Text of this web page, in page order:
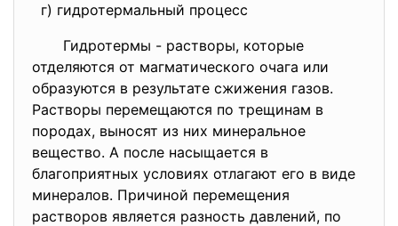
г) гидротермальный процесс
Гидротермы - растворы, которые
отделяются от магматического очага или
образуются в результате сжижения газов.
Растворы перемещаются по трещинам в
породах, выносят из них минеральное
вещество. А после насыщается в
благоприятных условиях отлагают его в виде
минералов. Причиной перемещения
растворов является разность давлений, по